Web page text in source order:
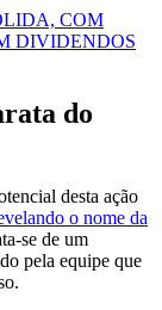
COM
DIVIDENDOS
do
desta ação
o nome da
se de um
pela equipe que